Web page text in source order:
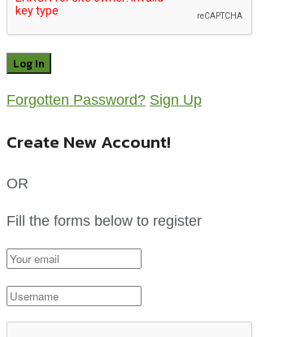
Forgotten Password? Sign Up
Create New Account!
OR
Fill the forms below to register